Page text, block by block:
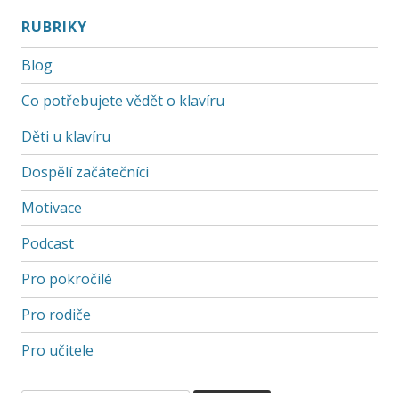
RUBRIKY
Blog
Co potřebujete vědět o klavíru
Děti u klavíru
Dospělí začátečníci
Motivace
Podcast
Pro pokročilé
Pro rodiče
Pro učitele